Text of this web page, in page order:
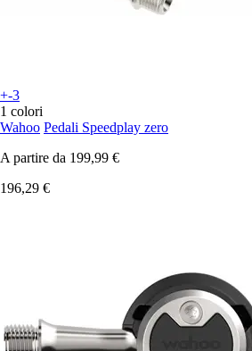
+-3
1 colori
Wahoo Pedali Speedplay zero
A partire da 199,99 €
196,29 €